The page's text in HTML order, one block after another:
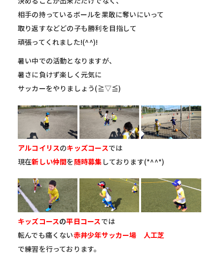
相手の持っているボールを果敢に奪いにいって
取り返すなどどの子も勝利を目指して
頑張ってくれました!(^^)!
暑い中での活動となりますが、
暑さに負けず楽しく元気に
サッカーをやりましょう(≧▽≦)
アルコイリスのキッズコースでは
現在新しい仲間を随時募集 しております(*^^*)
キッズコースの平日コースでは
転んでも痛くない赤井少年サッカー場
人工芝
で練習を行っております。